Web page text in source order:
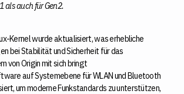
als auch für Gen2.
Kernel wurde aktualisiert, was erhebliche
bei Stabilität und Sicherheit für das
von Origin mit sich bringt
auf Systemebene für WLAN und Bluetooth
um moderne Funkstandards zu unterstützen,